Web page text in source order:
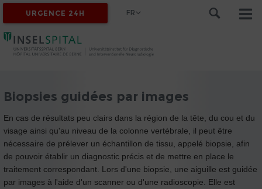
URGENCE 24H FR
Biopsies guidées par images
En cas de résultats peu clairs dans la région de la tête, du cou et du
visage ainsi qu'au niveau de la colonne vertébrale, il peut être
nécessaire de prélever un échantillon de tissu, appelé biopsie, afin
de pouvoir établir un diagnostic précis et de mettre en place le
traitement correspondant. Lors d'une biopsie, une aiguille est guidée
par images à l'aide d'un scanner ou d'une radioscopie. Elle est